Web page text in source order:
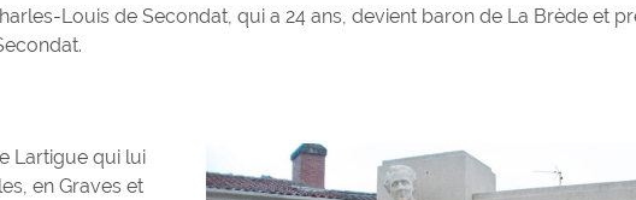
Louis de Secondat, qui a 24 ans, devient baron de La Brède et
Lartigue qui lui
en Graves et